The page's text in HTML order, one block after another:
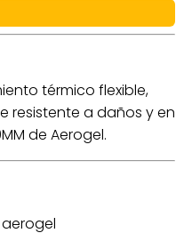
térmico flexible,
resistente a daños y en
de Aerogel.